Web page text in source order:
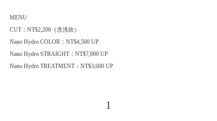
MENU
CUT：NT$2,200（含洗吹）
Nano Hydro COLOR：NT$4,500 UP
Nano Hydro STRAIGHT：NT$7,000 UP
Nano Hydro TREATMENT：NT$3,600 UP
1